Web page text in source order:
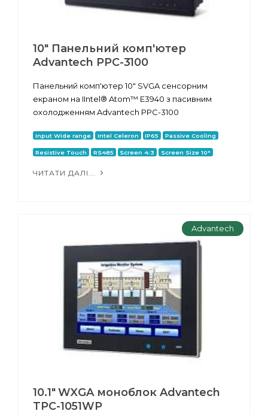
10" Панельний комп'ютер
Advantech PPC-3100
Панельний комп'ютер 10" SVGA сенсорним
екраном на IIntel® Atom™ E3940 з пасивним
охолодженням Advantech PPC-3100
Input Wide range Intel Celeron IP65 Passive Cooling
Resistive Touch RS485 Screen 4:3 Screen Size 10"
ЧИТАТИ ДАЛІ...
Advantech
10.1" WXGA моноблок Advantech
TPC-1051WP